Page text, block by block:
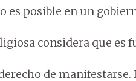
es posible en un
considera que es
de